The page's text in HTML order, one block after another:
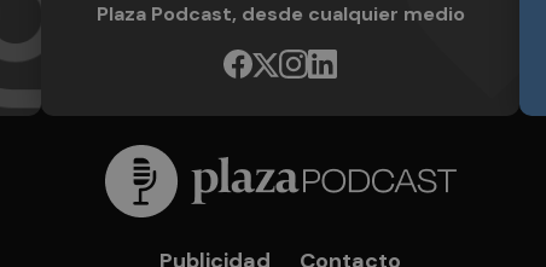
Plaza Podcast, desde cualquier medio
Publicidad Contacto